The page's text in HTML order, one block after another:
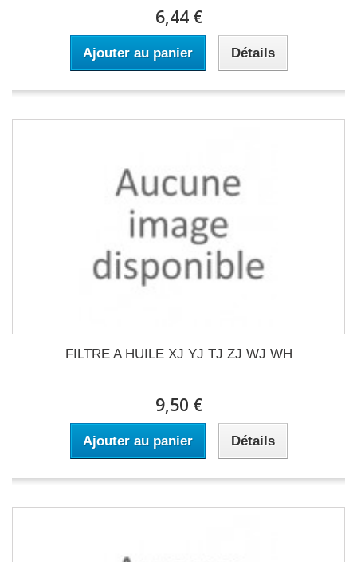
6,44 €
Ajouter au panier Détails
FILTRE A HUILE XJ YJ TJ ZJ WJ WH
9,50 €
Ajouter au panier Détails